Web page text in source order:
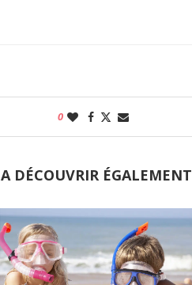
0
A DÉCOUVRIR ÉGALEMENT